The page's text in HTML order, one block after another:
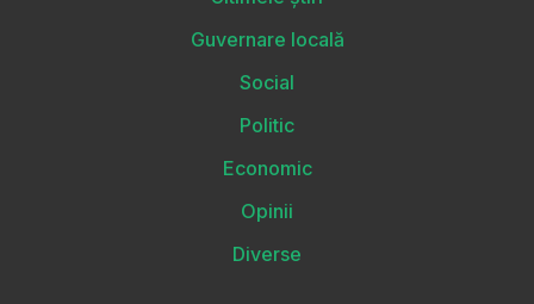
Guvernare locală
Social
Politic
Economic
Opinii
Diverse